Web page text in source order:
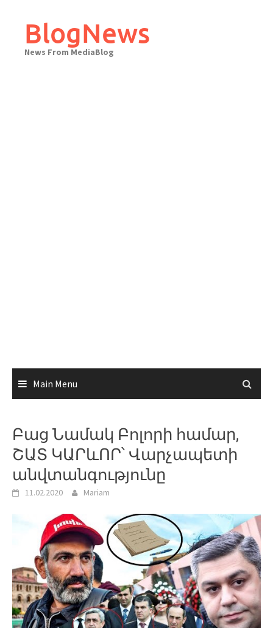
contentBlogNews
News From MediaBlog
Main Menu
Բաց Նամակ Բոլորի համար,
ՇԱՏ ԿԱՐևՈՐ՝ Վարչապետի
անվտանգությունը
11.02.2020 Mariam